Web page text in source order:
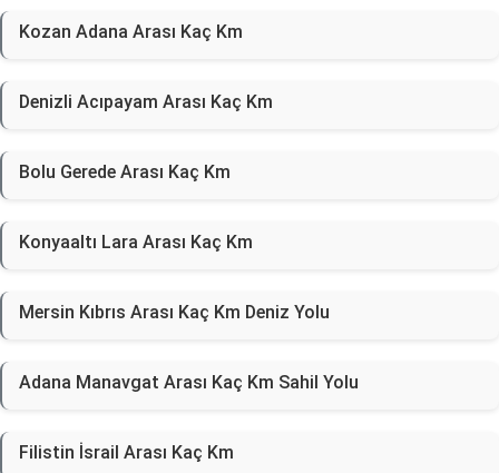
Kozan Adana Arası Kaç Km
Denizli Acıpayam Arası Kaç Km
Bolu Gerede Arası Kaç Km
Konyaaltı Lara Arası Kaç Km
Mersin Kıbrıs Arası Kaç Km Deniz Yolu
Adana Manavgat Arası Kaç Km Sahil Yolu
Filistin İsrail Arası Kaç Km